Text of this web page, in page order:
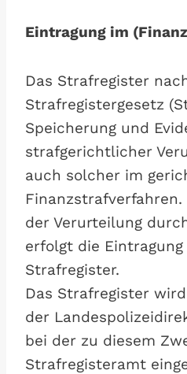
Eintragung im
Das Strafregister
Strafregistergesetz
Speicherung und
strafgerichtlicher
auch solcher im
der Verurteilung
erfolgt die Eintragung
Strafregister.
Das Strafregister
der
bei der zu diesem
Strafregisteramt